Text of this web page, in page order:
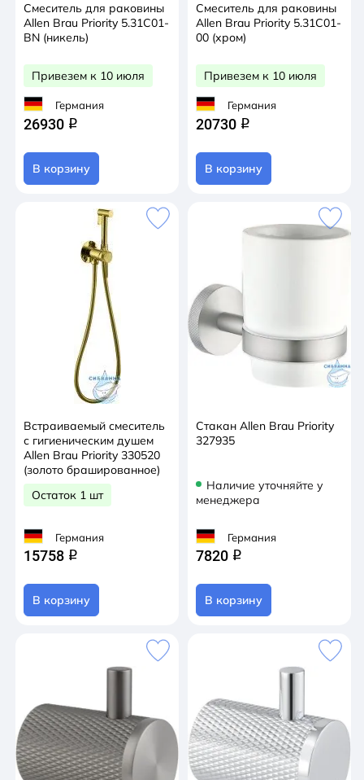
Смеситель для раковины
Allen Brau Priority 5.31С01-
BN (никель)
Привезем к 10 июля
Германия
26930 q
В корзину
Смеситель для раковины
Allen Brau Priority 5.31С01-
00 (хром)
Привезем к 10 июля
Германия
20730 q
В корзину
Встраиваемый смеситель
с гигиеническим душем
Allen Brau Priority 330520
(золото брашированное)
Остаток 1 шт
Германия
15758 q
В корзину
Стакан Allen Brau Priority
327935
Наличие уточняйте у
менеджера
Германия
7820 q
В корзину